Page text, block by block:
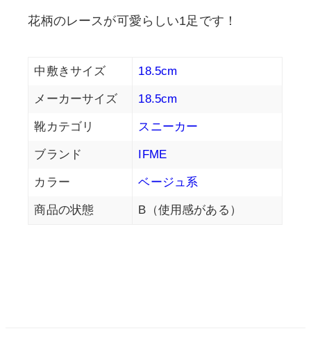
花柄のレースが可愛らしい1足です！
中敷きサイズ 18.5cm
メーカーサイズ 18.5cm
靴カテゴリ スニーカー
ブランド IFME
カラー ベージュ系
商品の状態 B（使用感がある）